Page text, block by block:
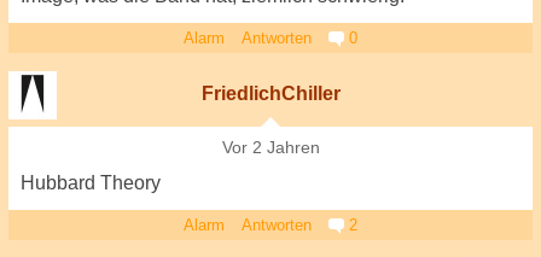
Alarm Antworten 0
FriedlichChiller
Vor 2 Jahren
Hubbard Theory
Alarm Antworten 2